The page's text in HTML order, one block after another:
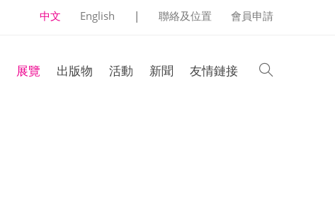
中文 English | 聯絡及位置 會員申請
展覽 出版物 活動 新聞 友情鏈接